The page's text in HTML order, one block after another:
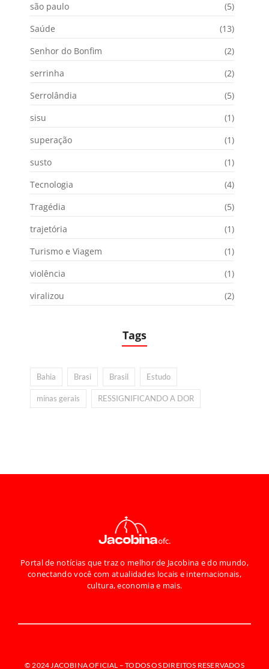
são paulo
(5)
Saúde
(13)
Senhor do Bonfim
(2)
serrinha
(2)
Serrolândia
(5)
sisu
(1)
superação
(1)
susto
(1)
Tecnologia
(4)
Tragédia
(5)
trajetória
(1)
Turismo e Viagem
(1)
violência
(1)
viralizou
(2)
Tags
Bahia Brasi Brasil Estudo
minas gerais RESSIGNIFICANDO A DOR
Portal de notícias que traz o melhor de Jacobina e do mundo,
conectando você com atualidades locais e internacionais,
cultura, economia e mais.
© 2024 JACOBINA OFICIAL –TODOS OS DIREITOS RESERVADOS